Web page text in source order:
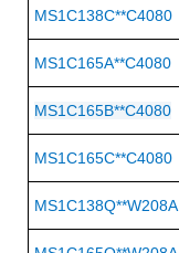
MS1C138C**C4080
MS1C165A**C4080
MS1C165B**C4080
MS1C165C**C4080
MS1C138Q**W208A